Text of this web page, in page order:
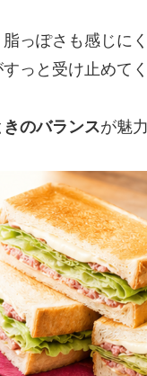
っぽさも感じにく
っと受け止めて
のバランスが魅